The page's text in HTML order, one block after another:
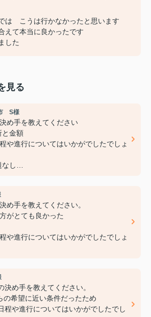
は こうは行かなかったと思います
えて本当に良かったです
した
見る
S様
め手を教えてください
金額
や進行についてはいかがでしたでしょ
し
ださい。
し
め手を教えてください。
がとても良かった
や進行についてはいかがでしたでしょ
ッフの対応についてや、その他ご意
どがございましたらお聞かせくださ
い １００点
決め手を教えてください。
の希望に近い条件だったため
程や進行についてはいかがでしたでし